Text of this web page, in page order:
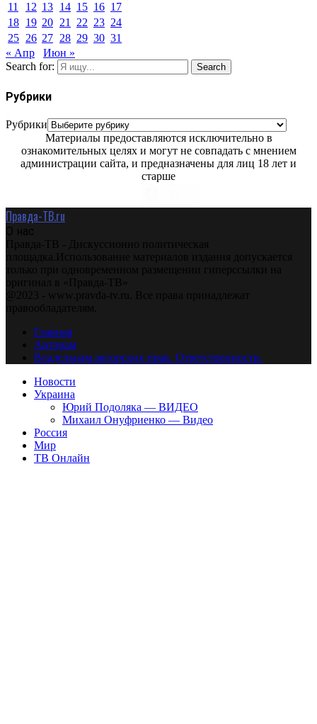
11
12 13 14 15 16 17
18 19 20 21 22 23 24
25 26 27 28 29 30 31
« Апр
Июн »
Search for:
Search
Рубрики
Рубрики
Материалы предоставляются исключительно в
ознакомительных целях и могут не совпадать с мнением
администрации сайта, и предназначены для лиц 18 лет и
старше
Правда-ТВ.ru
О нас
Правда-ТВ - Дискуссионно политическая
площадка.Использование материалов издания допускается
только при одновременном размещении гиперссылки на
оригинал в «Правда-ТВ»
@2023 - www.pravda-tv.ru. Все права принадлежат
правообладателям.
Главная
Авторам
Владельцам авторских прав. Ответственности.
Новости
Украина
Юрий Подоляка — ВИДЕО
Михаил Онуфриенко — Видео
Россия
Мир
ТВ Онлайн